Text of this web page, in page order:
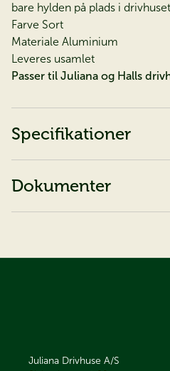
bare hylden på plads i
Farve Sort
Materiale Aluminium
Leveres usamlet
Passer til Juliana og Halls
Specifikationer
Dokumenter
Juliana Drivhuse A/S